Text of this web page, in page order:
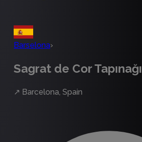
Barselona›
Sagrat de Cor Tapınağı
↗ Barcelona, Spain